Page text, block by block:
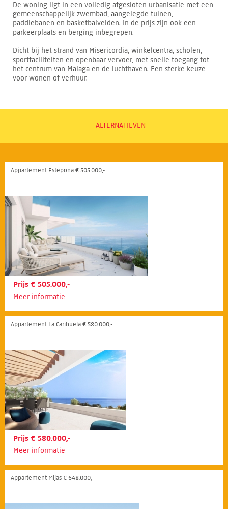
De woning ligt in een volledig afgesloten urbanisatie met een
gemeenschappelijk zwembad, aangelegde tuinen,
paddlebanen en basketbalvelden. In de prijs zijn ook een
parkeerplaats en berging inbegrepen.
Dicht bij het strand van Misericordia, winkelcentra, scholen,
sportfaciliteiten en openbaar vervoer, met snelle toegang tot
het centrum van Malaga en de luchthaven. Een sterke keuze
voor wonen of verhuur.
ALTERNATIEVEN
Appartement Estepona € 505.000,-
Prijs € 505.000,-
Meer informatie
Appartement La Carihuela € 580.000,-
Prijs € 580.000,-
Meer informatie
Appartement Mijas € 648.000,-